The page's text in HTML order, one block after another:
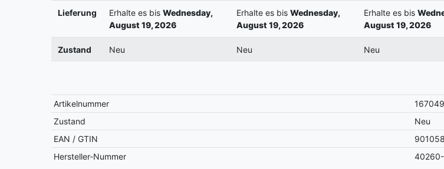
Lieferung Erhalte es bis Wednesday,
August 19, 2026
Erhalte es bis Wednesday,
August 19, 2026
Erhalte es bis
August 19, 2026
Zustand Neu Neu Neu
Artikelnummer
167049
Zustand
Neu
EAN / GTIN
Hersteller-Nummer